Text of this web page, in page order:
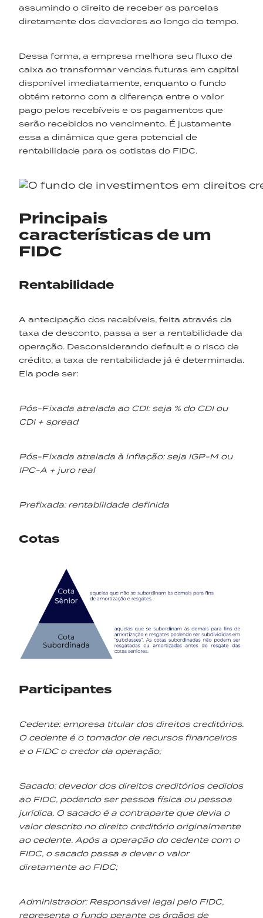
assumindo o direito de receber as parcelas
diretamente dos devedores ao longo do tempo.
Dessa forma, a empresa melhora seu fluxo de
caixa ao transformar vendas futuras em capital
disponível imediatamente, enquanto o fundo
obtém retorno com a diferença entre o valor
pago pelos recebíveis e os pagamentos que
serão recebidos no vencimento. É justamente
essa a dinâmica que gera potencial de
rentabilidade para os cotistas do FIDC.
Principais
características de um
FIDC
Rentabilidade
A antecipação dos recebíveis, feita através da
taxa de desconto, passa a ser a rentabilidade da
operação. Desconsiderando default e o risco de
crédito, a taxa de rentabilidade já é determinada.
Ela pode ser:
Pós-Fixada atrelada ao CDI: seja % do CDI ou
CDI + spread
Pós-Fixada atrelada à inflação: seja IGP-M ou
IPC-A + juro real
Prefixada: rentabilidade definida
Cotas
Participantes
Cedente: empresa titular dos direitos creditórios.
O cedente é o tomador de recursos financeiros
e o FIDC o credor da operação;
Sacado: devedor dos direitos creditórios cedidos
ao FIDC, podendo ser pessoa física ou pessoa
jurídica. O sacado é a contraparte que devia o
valor descrito no direito creditório originalmente
ao cedente. Após a operação do cedente com o
FIDC, o sacado passa a dever o valor
diretamente ao FIDC;
Administrador: Responsável legal pelo FIDC,
representa o fundo perante os órgãos de